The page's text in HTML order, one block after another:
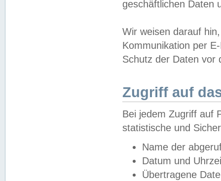
geschäftlichen Daten
Wir weisen darauf
Kommunikation per
Schutz der Daten vor
Zugriff auf
Bei jedem Zugriff auf
statistische und
Name der
Datum und
Übertragene